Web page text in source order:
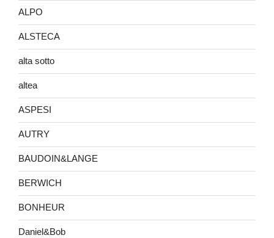
ALPO
ALSTECA
alta sotto
altea
ASPESI
AUTRY
BAUDOIN&LANGE
BERWICH
BONHEUR
Daniel&Bob